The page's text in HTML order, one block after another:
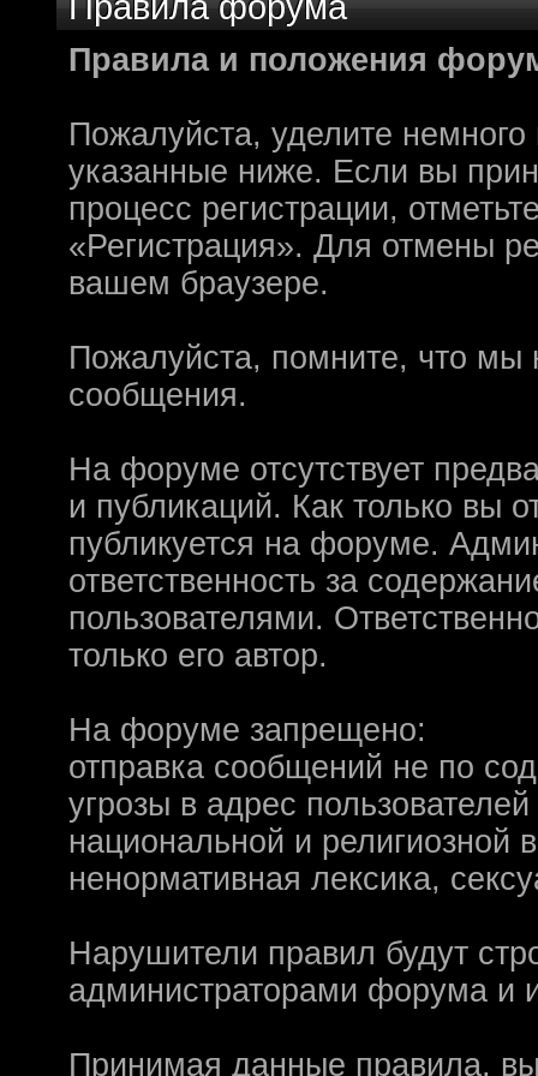
олдфаги плакали
продолжали
обсудим.
https://
Рыцарь Братства
Здравствуйте,
вам помочь? Буду
связаться с вами.
SomebodySomeone :
Привет реббя! Жду
мужеством
Помогу, чем могу,
F@Nt0M :
Надо будет как-то
другие
https://discord.gg/
F@Nt0M :
А попробуем-ка мы
Kadzicy
а ещо можна крч
трехмерны)
локации ну типа
показывать эту
F@Nt0M :
Ок. Если мы
Правила и положения
Пожалуйста, уделите
указанные ниже. Если вы
процесс регистрации,
«Регистрация». Для отмены
вашем браузере.
Пожалуйста, помните, что мы
сообщения.
На форуме отсутствует
и публикаций. Как только вы
публикуется на форуме.
ответственность за
пользователями.
только его автор.
На форуме запрещено:
отправка сообщений не по
угрозы в адрес
национальной и
ненормативная лексика,
Нарушители правил будут
администраторами форума и
Принимая данные правила,